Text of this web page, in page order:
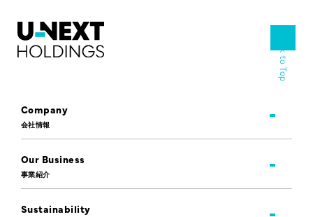
Company
会社情報
Our Business
事業紹介
Sustainability
Back to Top